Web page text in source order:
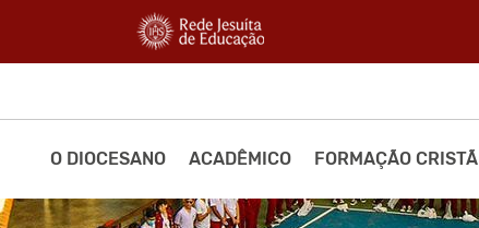
O DIOCESANO ACADÊMICO FORMAÇÃO CRISTÃ